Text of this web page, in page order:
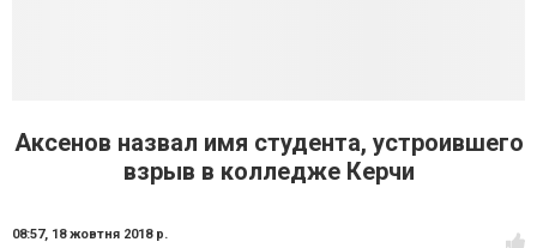
Аксенов назвал имя студента, устроившего
взрыв в колледже Керчи
08:57, 18 жовтня 2018 р.